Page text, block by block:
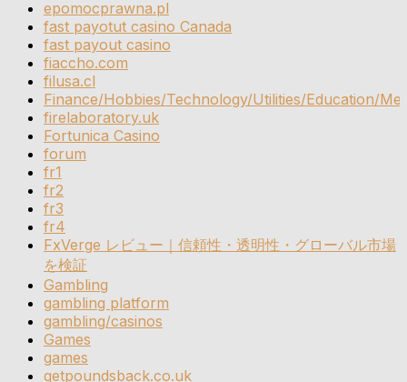
epomocprawna.pl
fast payotut casino Canada
fast payout casino
fiaccho.com
filusa.cl
Finance/Hobbies/Technology/Utilities/Education/
firelaboratory.uk
Fortunica Casino
forum
fr1
fr2
fr3
fr4
FxVerge レビュー｜信頼性・透明性・グローバル市場
を検証
Gambling
gambling platform
gambling/casinos
Games
games
getpoundsback.co.uk